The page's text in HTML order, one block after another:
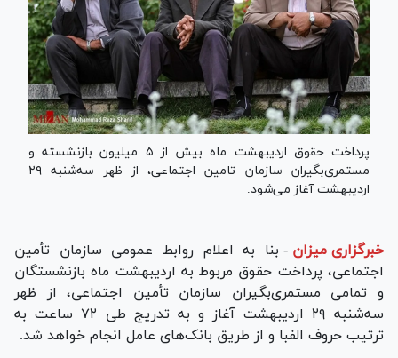
پرداخت حقوق اردیبهشت ماه بیش از ۵ میلیون بازنشسته و
مستمری‌بگیران سازمان تامین اجتماعی، از ظهر سه‌شنبه ۲۹
اردیبهشت آغاز می‌شود.
خبرگزاری میزان - بنا به اعلام روابط عمومی سازمان تأمین
اجتماعی، پرداخت حقوق مربوط به اردیبهشت ماه بازنشستگان
و تمامی مستمری‌بگیران سازمان تأمین اجتماعی، از ظهر
سه‌شنبه ۲۹ اردیبهشت آغاز و به تدریج طی ۷۲ ساعت به
ترتیب حروف الفبا و از طریق بانک‌های عامل انجام خواهد شد.